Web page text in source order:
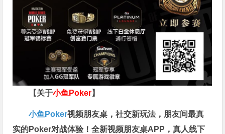
【关于小鱼Poker】
小鱼Poker视频朋友桌，社交新玩法，朋友间最真
实的Poker对战体验！全新视频朋友桌APP，真人线下